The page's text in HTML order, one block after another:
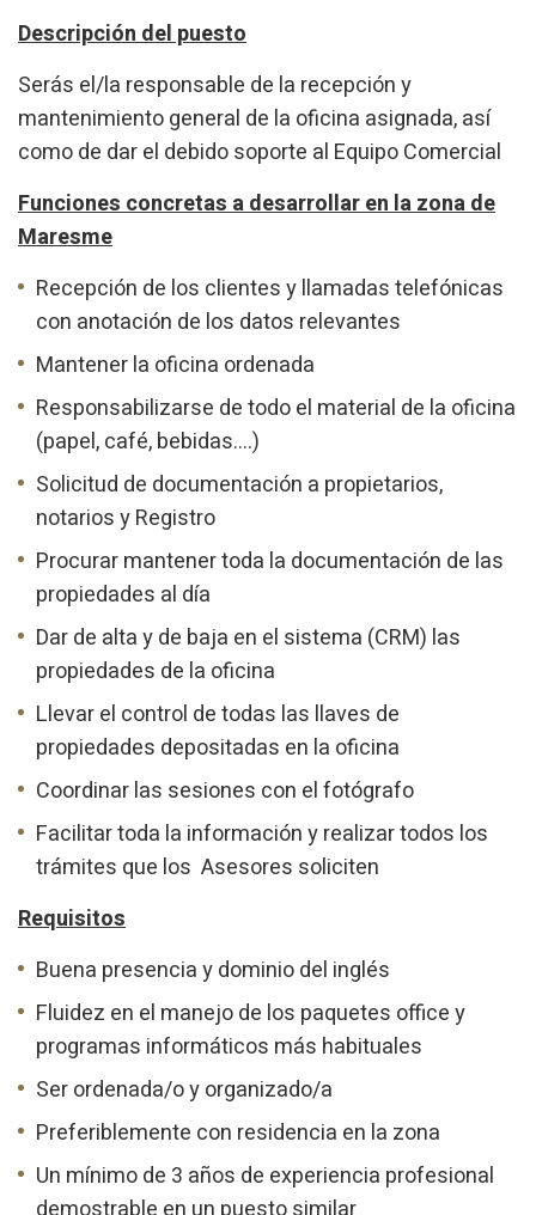
Descripción del puesto
Serás el/la responsable de la recepción y
mantenimiento general de la oficina asignada, así
como de dar el debido soporte al Equipo Comercial
Funciones concretas a desarrollar en la zona de
Maresme
Recepción de los clientes y llamadas telefónicas
con anotación de los datos relevantes
Mantener la oficina ordenada
Responsabilizarse de todo el material de la oficina
(papel, café, bebidas….)
Solicitud de documentación a propietarios,
notarios y Registro
Procurar mantener toda la documentación de las
propiedades al día
Dar de alta y de baja en el sistema (CRM) las
propiedades de la oficina
Llevar el control de todas las llaves de
propiedades depositadas en la oficina
Coordinar las sesiones con el fotógrafo
Facilitar toda la información y realizar todos los
trámites que los Asesores soliciten
Requisitos
Buena presencia y dominio del inglés
Fluidez en el manejo de los paquetes office y
programas informáticos más habituales
Ser ordenada/o y organizado/a
Preferiblemente con residencia en la zona
Un mínimo de 3 años de experiencia profesional
información con la finalidad de mejorar nuestros servicios.
Si continua navegando, supone la aceptación de la
de configurar su navegador pudiendo, si así lo desea,
impedir que sean instaladas en su disco duro, aunque
deberá tener en cuenta que dicha acción podrá ocasionar
dificultades de navegación de la página web.
Analíticas y personalización
Permiten realizar el seguimiento y análisis del
información recogida mediante este tipo de cookies se
utiliza en la medición de la actividad de la web para la
elaboración de perfiles de navegación de los usuarios con
el fin de introducir mejoras en función del análisis de los
datos de uso que hacen los usuarios del servicio. Permiten
guardar la información de preferencia del usuario para
mejor experiencia a través de productos recomendados.
Marketing y publicidad
Estas cookies son utilizadas para almacenar información
sobre las preferencias y elecciones personales del usuario
a través de la observación continuada de sus hábitos de
navegación. Gracias a ellas, podemos conocer los hábitos
de navegación en el sitio web y mostrar publicidad
relacionada con el perfil de navegación del usuario.